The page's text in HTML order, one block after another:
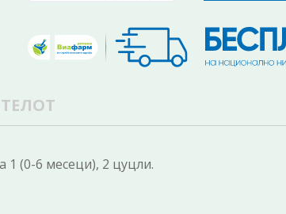
1 (0-6 месеци), 2 цуцли.